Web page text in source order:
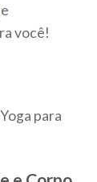
e
você!
para